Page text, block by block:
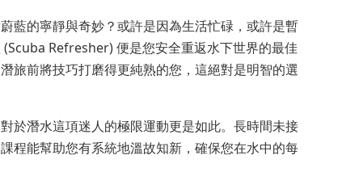
藍的寧靜與奇妙？或許是因為生活忙碌，或許是暫
Refresher) 便是您安全重返水下世界的最佳
旅前將技巧打磨得更純熟的您，這絕對是明智的選
於潛水這項迷人的極限運動更是如此。長時間未接
程能幫助您有系統地溫故知新，確保您在水中的每